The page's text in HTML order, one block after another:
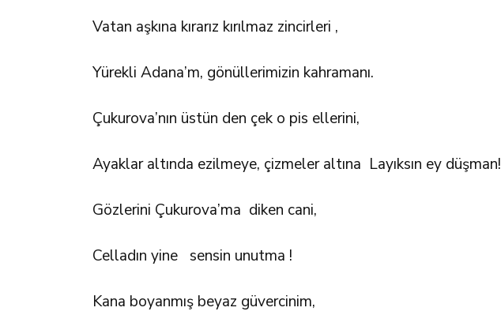
Vatan aşkına kırarız kırılmaz zincirleri ,
Yürekli Adana’m, gönüllerimizin kahramanı.
Çukurova’nın üstün den çek o pis ellerini,
Ayaklar altında ezilmeye, çizmeler altına Layıksın ey düşman!
Gözlerini Çukurova’ma diken cani,
Celladın yine sensin unutma !
Kana boyanmış beyaz güvercinim,